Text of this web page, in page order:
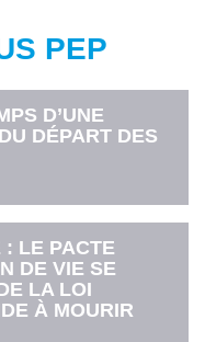
PEP
D’UNE
DÉPART DES
: LE PACTE
DE VIE SE
LA LOI
À MOURIR